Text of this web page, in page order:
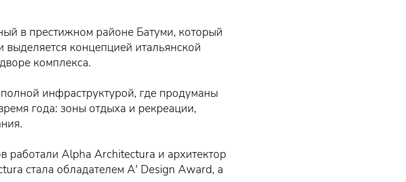
в престижном районе Батуми, который
выделяется концепцией итальянской
комплекса.
инфраструктурой, где продуманы
года: зоны отдыха и рекреации,
работали Alpha Architectura и архитектор
стала обладателем A' Design Award, а